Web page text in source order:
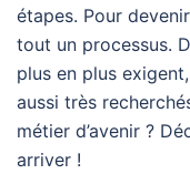
étapes. Pour
tout un processus.
plus en plus
aussi très
métier d’avenir ?
arriver !